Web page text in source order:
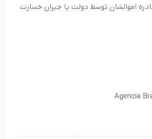
اموالشان توسط دولت یا جبران خسارت